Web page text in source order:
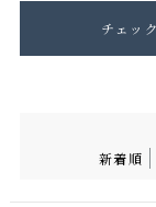
新着順